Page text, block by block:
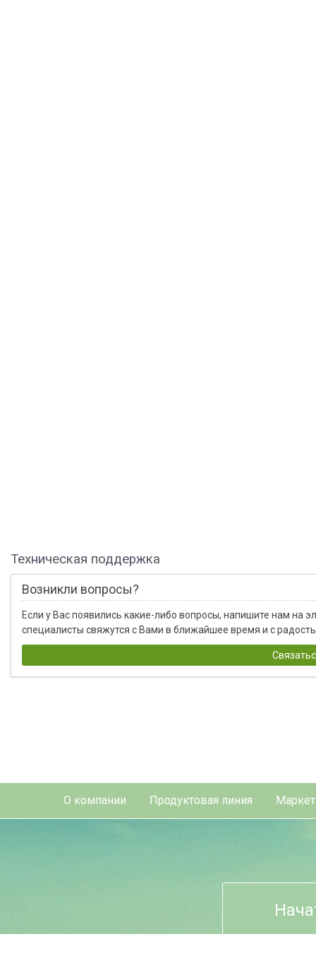
Техническая поддержка
Возникли вопросы?
Если у Вас появились какие-либо вопросы, напишите нам на
специалисты свяжутся с Вами в ближайшее время и с
О компании Продуктовая линия